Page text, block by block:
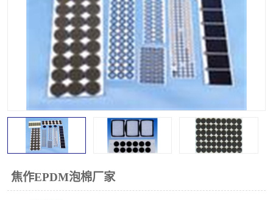
焦作EPDM泡棉厂家
佛橡胶泡棉